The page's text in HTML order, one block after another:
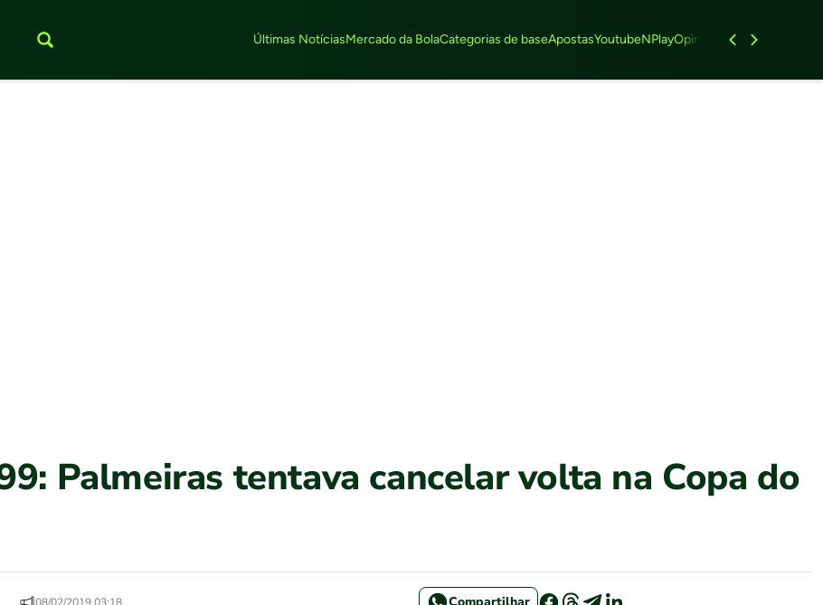
Últimas NotíciasMercado da BolaCategorias de baseApostasYoutubeNPlayOpinião Feminino
Palmeiras tentava cancelar volta na Copa do